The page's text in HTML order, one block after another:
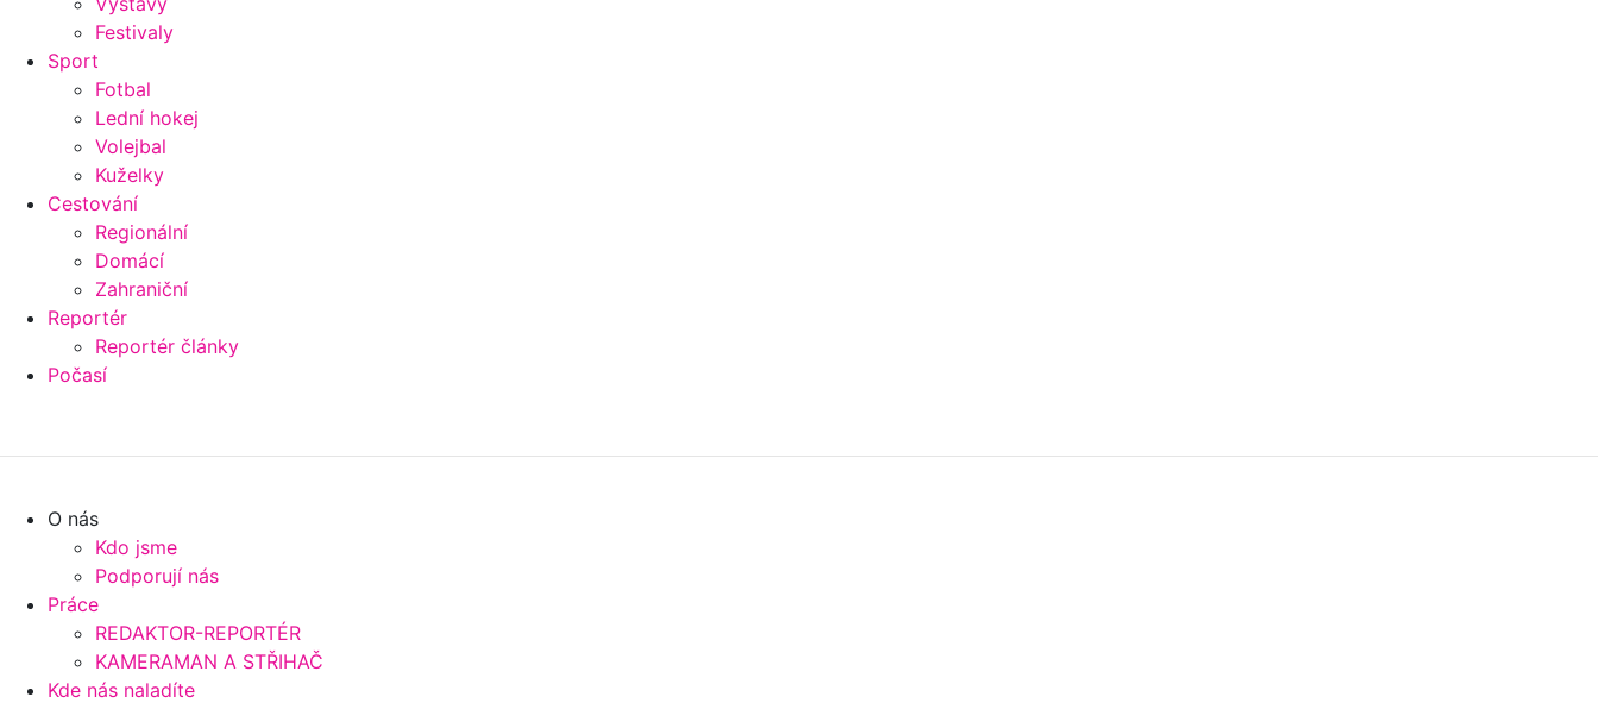
Festivaly
Sport
Fotbal
Lední hokej
Volejbal
Kuželky
Cestování
Regionální
Domácí
Zahraniční
Reportér
Reportér články
Počasí
O nás
Kdo jsme
Podporují nás
Práce
REDAKTOR-REPORTÉR
KAMERAMAN A STŘIHAČ
Kde nás naladíte